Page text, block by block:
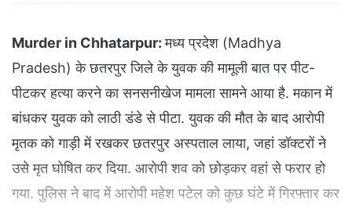
Murder in Chhatarpur:मध्य प्रदेश (Madhya
Pradesh) के छतरपुर जिले के युवक की मामूली बात पर पीट-
पीटकर हत्या करने का सनसनीखेज मामला सामने आया है. मकान में
बांधकर युवक को लाठी डंडे से पीटा. युवक की मौत के बाद आरोपी
मृतक को गाड़ी में रखकर छतरपुर अस्पताल लाया, जहां डॉक्टरों ने
उसे मृत घोषित कर दिया. आरोपी शव को छोड़कर वहां से फरार हो
गया. पुलिस ने बाद में आरोपी महेश पटेल को कुछ घंटे में गिरफ्तार कर